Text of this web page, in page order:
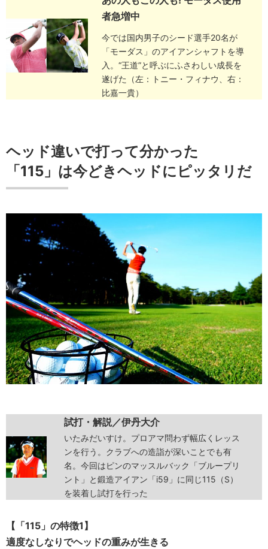
者急増中
今では国内男子のシード選手20名が
「モーダス」のアイアンシャフトを導
入。“王道”と呼ぶにふさわしい成長を
遂げた（左：トニー・フィナウ、右：
比嘉一貴）
ヘッド違いで打って分かった
「115」は今どきヘッドにピッタリだ
試打・解説／伊丹大介
いたみだいすけ。プロアマ問わず幅広くレッス
ンを行う。クラブへの造詣が深いことでも有
名。今回はピンのマッスルバック「ブループリ
ント」と鍛造アイアン「i59」に同じ115（S）
を装着し試打を行った
【「115」の特徴1】
適度なしなりでヘッドの重みが生きる